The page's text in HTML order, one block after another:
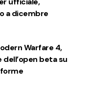
a dicembre
Warfare 4,
beta su